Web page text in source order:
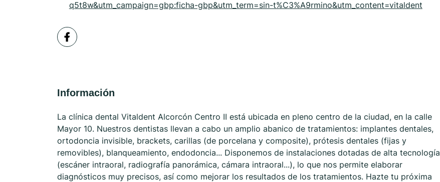
q5t8w&utm_campaign=gbp:ficha-gbp&utm_term=sin-t%C3%A9rmino&utm_content=vitaldent
Información
La clínica dental Vitaldent Alcorcón Centro II está ubicada en pleno centro de la ciudad, en la calle
Mayor 10. Nuestros dentistas llevan a cabo un amplio abanico de tratamientos: implantes dentales,
ortodoncia invisible, brackets, carillas (de porcelana y composite), prótesis dentales (fijas y
removibles), blanqueamiento, endodoncia... Disponemos de instalaciones dotadas de alta tecnología
(escáner intraoral, radiografía panorámica, cámara intraoral...), lo que nos permite elaborar
diagnósticos muy precisos, así como mejorar los resultados de los tratamientos. Hazte tu próxima